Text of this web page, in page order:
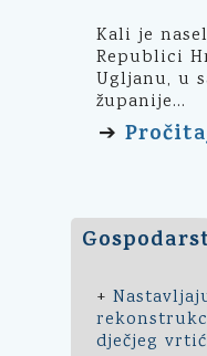
Kali je
Republici
Ugljanu, u
županije...
➔
+
dječjeg